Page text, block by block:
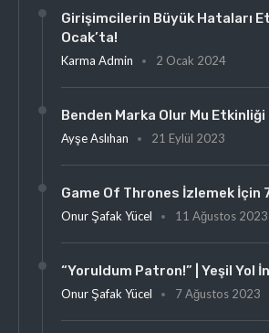
Girişimcilerin Büyük Hataları
Ocak’ta!
Karma Admin 2 Ocak 2024
Benden Marka Olur Mu Etkinliği
Ayşe Aslıhan 21 Eylül 2023
Game Of Thrones İzlemek İçin
Onur Şafak Yücel 11 Ağustos 2023
“Yoruldum Patron!” | Yeşil Yol
Onur Şafak Yücel 7 Ağustos 2023